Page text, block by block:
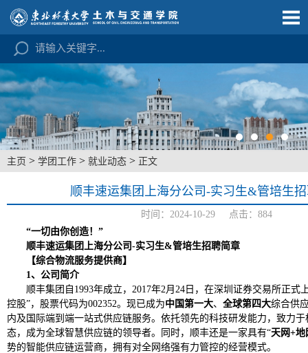
主页 > 学团工作 > 就业动态 > 正文
顺丰速运集团上海分公司-实习生&管培生
时间：2024-10-29 点击： 884
“一切由你创造！”
顺丰速运集团上海分公司 -实习生&管培生招聘简章
【综合物流服务提供商】
1、公司简介
顺丰集团自 1993年成立，2017年2月24日，在深圳证券交易所正式
控股”，股票代码为002352。现已成为中国第一大、 全球第四大综合供
内及国际端到端一站式供应链服务。依托领先的科技研发能力，致力
态，成为全球智慧供应链的领导者。同时，顺丰还是一家具有“天网+地
势的智能供应链运营商，拥有对全网络强有力管控的经营模式。